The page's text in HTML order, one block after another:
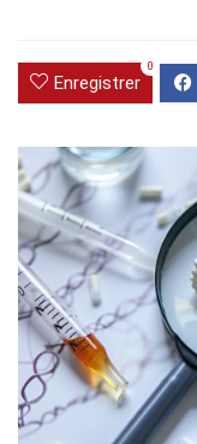
Enregistrer
0